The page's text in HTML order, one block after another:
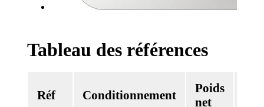
Tableau des références
Réf Conditionnement
Poids
net